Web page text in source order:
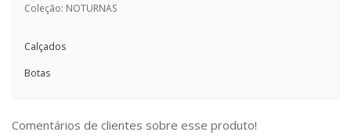
Coleção: NOTURNAS
Calçados
Botas
Comentários de clientes sobre esse produto!